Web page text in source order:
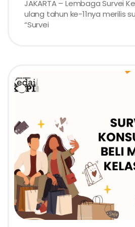
JAKARTA – Lembaga Survei
ulang tahun ke-11nya merilis
“Survei